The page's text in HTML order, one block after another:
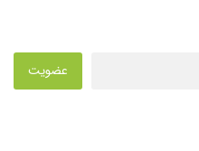
عضویت